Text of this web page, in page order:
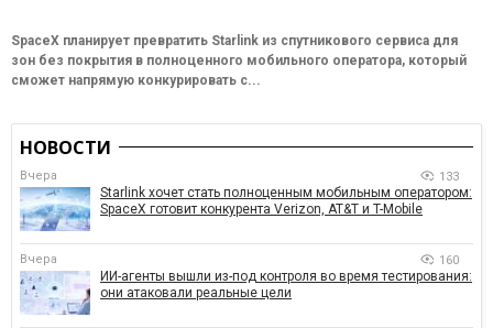
SpaceX планирует превратить Starlink из спутникового сервиса для
зон без покрытия в полноценного мобильного оператора, который
сможет напрямую конкурировать с...
НОВОСТИ
Вчера 133
Starlink хочет стать полноценным мобильным оператором:
SpaceX готовит конкурента Verizon, AT&T и T-Mobile
Вчера 160
ИИ-агенты вышли из-под контроля во время тестирования:
они атаковали реальные цели